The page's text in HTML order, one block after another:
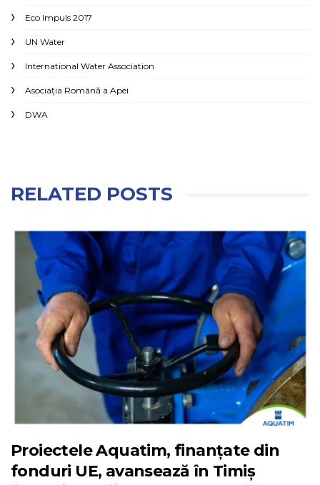
Eco Impuls 2017
UN Water
International Water Association
Asociaţia Română a Apei
DWA
RELATED POSTS
Proiectele Aquatim, finanțate din
fonduri UE, avansează în Timiș